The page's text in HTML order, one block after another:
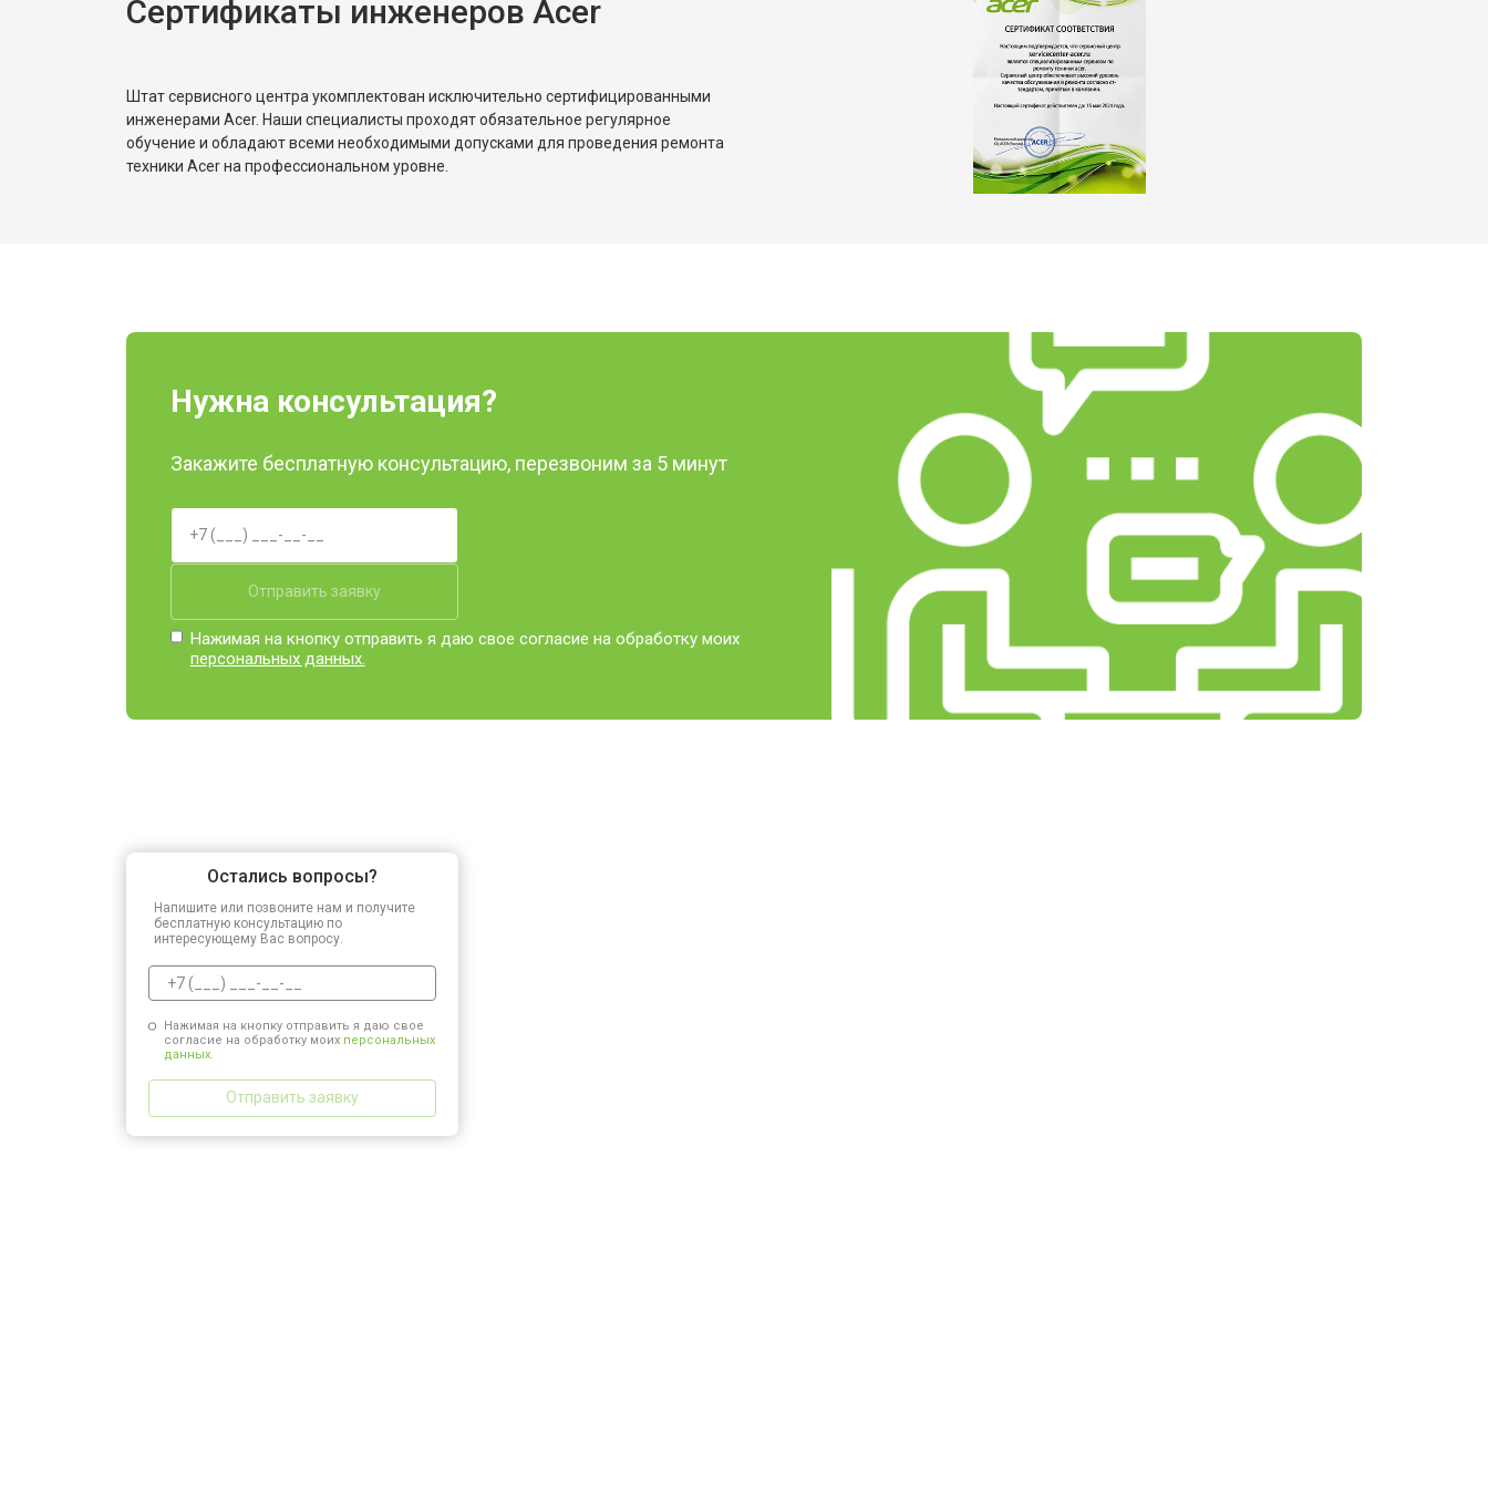
Замена Wi-Fi от 2200 ₽
от 3500 ₽
Замена USB порта от 2200 ₽
Замена микрофона от 2600 ₽
Замена оперативной памяти от 1100 ₽ Заказать
Прошивка BIOS от 1500 ₽ Заказать
Замена северного моста от 100 мин Заказать
от 3990 ₽
Сертификаты инженеров Acer
Штат сервисного центра укомплектован исключительно сертифицированными
инженерами Acer. Наши специалисты проходят обязательное регулярное
обучение и обладают всеми необходимыми допусками для проведения ремонта
техники Acer на профессиональном уровне.
Нужна консультация?
Закажите бесплатную консультацию, перезвоним за 5 минут
Отправить заявку
Нажимая на кнопку отправить я даю свое согласие на обработку моих
персональных данных.
Остались вопросы?
Напишите или позвоните нам и получите
бесплатную консультацию по
интересующему Вас вопросу.
Нажимая на кнопку отправить я даю свое
согласие на обработку моих персональных
данных.
Отправить заявку